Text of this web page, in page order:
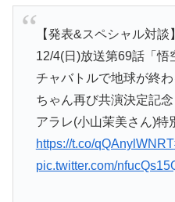
【発表&スペシャル対談】
12/4(日)放送第69話「悟
チャバトルで地球が終
ちゃん再び共演決定記
アラレ(小山茉美さん)特
https://t.co/qQAnylWNRT
pic.twitter.com/